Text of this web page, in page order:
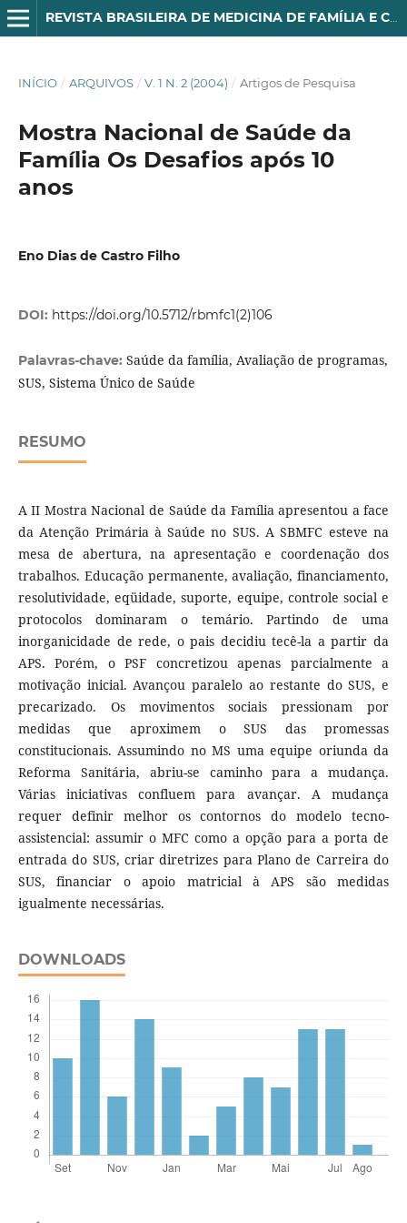
REVISTA BRASILEIRA DE MEDICINA DE FAMÍLIA E COMUNIDADE
INÍCIO / ARQUIVOS / V. 1 N. 2 (2004) / Artigos de Pesquisa
Mostra Nacional de Saúde da
Família Os Desafios após 10
anos
Eno Dias de Castro Filho
DOI: https://doi.org/10.5712/rbmfc1(2)106
Palavras-chave: Saúde da família, Avaliação de programas,
SUS, Sistema Único de Saúde
RESUMO
A II Mostra Nacional de Saúde da Família apresentou a face
da Atenção Primária à Saúde no SUS. A SBMFC esteve na
mesa de abertura, na apresentação e coordenação dos
trabalhos. Educação permanente, avaliação, financiamento,
resolutividade, eqüidade, suporte, equipe, controle social e
protocolos dominaram o temário. Partindo de uma
inorganicidade de rede, o pais decidiu tecê-la a partir da
APS. Porém, o PSF concretizou apenas parcialmente a
motivação inicial. Avançou paralelo ao restante do SUS, e
precarizado. Os movimentos sociais pressionam por
medidas que aproximem o SUS das promessas
constitucionais. Assumindo no MS uma equipe oriunda da
Reforma Sanitária, abriu-se caminho para a mudança.
Várias iniciativas confluem para avançar. A mudança
requer definir melhor os contornos do modelo tecno-
assistencial: assumir o MFC como a opção para a porta de
entrada do SUS, criar diretrizes para Plano de Carreira do
SUS, financiar o apoio matricial à APS são medidas
igualmente necessárias.
DOWNLOADS